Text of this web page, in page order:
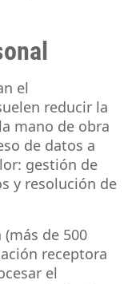
el
reducir la
mano de obra
de datos a
gestión de
y resolución de
de 500
receptora
el